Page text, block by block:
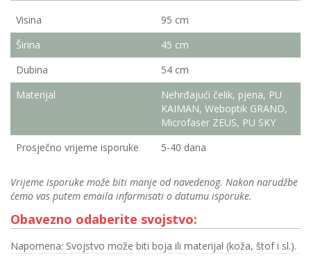
Visina
95 cm
Širina
45 cm
Dubina
54 cm
Materijal
Nehrđajući čelik, pjena, PU
KAIMAN, Weboptik GRAND,
Microfaser ZEUS, PU SKY
Prosječno vrijeme isporuke
5-40 dana
Vrijeme isporuke može biti manje od navedenog. Nakon narudžbe
ćemo vas putem emaila informisati o datumu isporuke.
Obavezno odaberite svojstvo:
Napomena: Svojstvo može biti boja ili materijal (koža, štof i sl.).